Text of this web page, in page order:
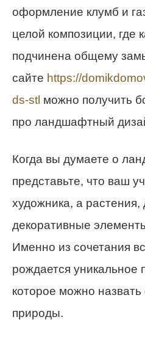
оформление клумб и
целой композиции, где
подчинена общему
сайте https://
ds-stl можно получить
про ландшафтный
Когда вы думаете о
представьте, что ваш
художника, а
декоративные
Именно из сочетания
рождается уникальное
которое можно назвать
природы.